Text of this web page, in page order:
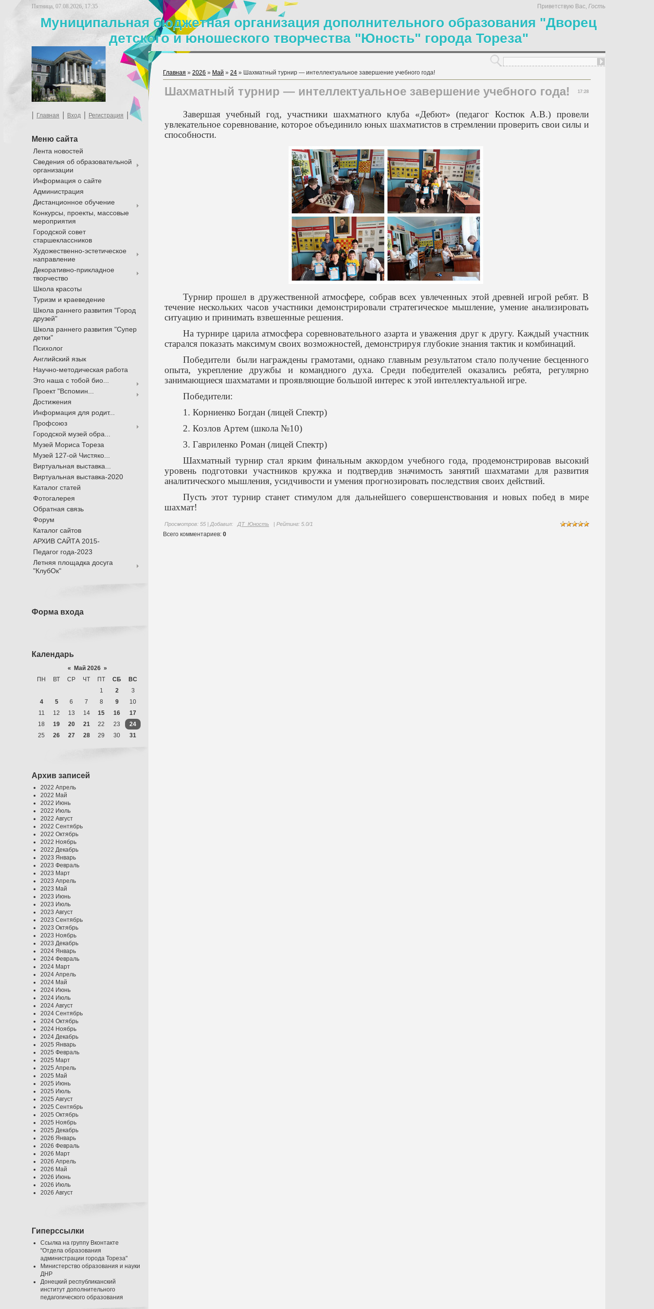
Пятница, 07.08.2026, 17:35 Приветствую Вас, Гость
Муниципальная бюджетная организация дополнительного образования "Дворец
детского и юношеского творчества "Юность" города Тореза"
| Главная | Вход | Регистрация |
Меню сайта
Лента новостей
Сведения об образовательной
организации
Информация о сайте
Администрация
Дистанционное обучение
Конкурсы, проекты, массовые
мероприятия
Городской совет
старшеклассников
Художественно-эстетическое
направление
Декоративно-прикладное
творчество
Школа красоты
Туризм и краеведение
Школа раннего развития "Город
друзей"
Школа раннего развития "Супер
детки"
Психолог
Английский язык
Научно-методическая работа
Это наша с тобой био...
Проект "Вспомин...
Достижения
Информация для родит...
Профсоюз
Городской музей обра...
Музей Мориса Тореза
Музей 127-ой Чистяко...
Виртуальная выставка...
Виртуальная выставка-2020
Каталог статей
Фотогалерея
Обратная связь
Форум
Каталог сайтов
АРХИВ САЙТА 2015-
Педагог года-2023
Летняя площадка досуга
"КлубОк"
Форма входа
Календарь
« Май 2026 »
ПН
ВТ СР ЧТ ПТ СБ
ВС
1
2
3
4
5 6 7 8 9
10
11
12 13 14 15 16
17
18
19 20 21 22 23
24
25
26 27 28 29 30 31
Архив записей
2022 Апрель
2022 Май
2022 Июнь
2022 Июль
2022 Август
2022 Сентябрь
2022 Октябрь
2022 Ноябрь
2022 Декабрь
2023 Январь
2023 Февраль
2023 Март
2023 Апрель
2023 Май
2023 Июнь
2023 Июль
2023 Август
2023 Сентябрь
2023 Октябрь
2023 Ноябрь
2023 Декабрь
2024 Январь
2024 Февраль
2024 Март
2024 Апрель
2024 Май
2024 Июнь
2024 Июль
2024 Август
2024 Сентябрь
2024 Октябрь
2024 Ноябрь
2024 Декабрь
2025 Январь
2025 Февраль
2025 Март
2025 Апрель
2025 Май
2025 Июнь
2025 Июль
2025 Август
2025 Сентябрь
2025 Октябрь
2025 Ноябрь
2025 Декабрь
2026 Январь
2026 Февраль
2026 Март
2026 Апрель
2026 Май
2026 Июнь
2026 Июль
2026 Август
Гиперссылки
Ссылка на группу Вконтакте
"Отдела образования
администрации города Тореза"
Министерство образования и науки
ДНР
Донецкий республиканский
институт дополнительного
педагогического образования
Главная » 2026 » Май » 24 » Шахматный турнир — интеллектуальное завершение учебного года!
17:28
Шахматный турнир — интеллектуальное завершение учебного года!
Завершая учебный год, участники шахматного клуба «Дебют» (педагог Костюк А.В.) провели
увлекательное соревнование, которое объединило юных шахматистов в стремлении проверить свои силы и
способности.
Турнир прошел в дружественной атмосфере, собрав всех увлеченных этой древней игрой ребят. В
течение нескольких часов участники демонстрировали стратегическое мышление, умение анализировать
ситуацию и принимать взвешенные решения.
На турнире царила атмосфера соревновательного азарта и уважения друг к другу. Каждый участник
старался показать максимум своих возможностей, демонстрируя глубокие знания тактик и комбинаций.
Победители были награждены грамотами, однако главным результатом стало получение бесценного
опыта, укрепление дружбы и командного духа. Среди победителей оказались ребята, регулярно
занимающиеся шахматами и проявляющие большой интерес к этой интеллектуальной игре.
Победители:
1. Корниенко Богдан (лицей Спектр)
2. Козлов Артем (школа №10)
3. Гавриленко Роман (лицей Спектр)
Шахматный турнир стал ярким финальным аккордом учебного года, продемонстрировав высокий
уровень подготовки участников кружка и подтвердив значимость занятий шахматами для развития
аналитического мышления, усидчивости и умения прогнозировать последствия своих действий.
Пусть этот турнир станет стимулом для дальнейшего совершенствования и новых побед в мире
шахмат!
Просмотров: 55 | Добавил: ДТ_Юность | Рейтинг: 5.0/1
Всего комментариев: 0